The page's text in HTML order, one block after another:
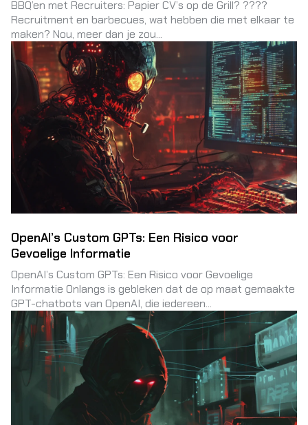
BBQ’en met Recruiters: Papier CV’s op de Grill? ????
Recruitment en barbecues, wat hebben die met elkaar te
maken? Nou, meer dan je zou...
OpenAI’s Custom GPTs: Een Risico voor
Gevoelige Informatie
OpenAI’s Custom GPTs: Een Risico voor Gevoelige
Informatie Onlangs is gebleken dat de op maat gemaakte
GPT-chatbots van OpenAI, die iedereen...